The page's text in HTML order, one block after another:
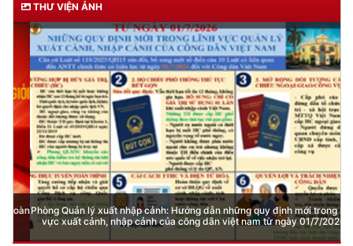
THƯ VIỆN ẢNH
Phòng Quản lý xuất nhập cảnh: Hướng dẫn những quy định mới trong lĩnh
vực xuất cảnh, nhập cảnh của công dân việt nam từ ngày 01/7/2026